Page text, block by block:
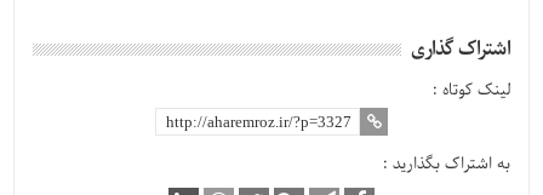
اشتراک گذاری
لینک کوتاه :
به اشتراک بگذارید :